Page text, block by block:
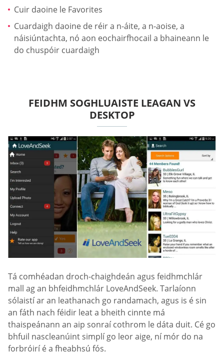
Cuir daoine le Favorites
Cuardaigh daoine de réir a n-áite, a n-aoise, a
náisiúntachta, nó aon eochairfhocail a bhaineann le
do chuspóir cuardaigh
FEIDHM SOGHLUAISTE LEAGAN VS
DESKTOP
Tá comhéadan droch-chaighdeán agus feidhmchlár
mall ag an bhfeidhmchlár LoveAndSeek. Tarlaíonn
sólaistí ar an leathanach go randamach, agus is é sin
an fáth nach féidir leat a bheith cinnte má
thaispeánann an aip sonraí cothrom le dáta duit. Cé go
bhfuil nascleanúint simplí go leor aige, ní mór do na
forbróirí é a fheabhsú fós.